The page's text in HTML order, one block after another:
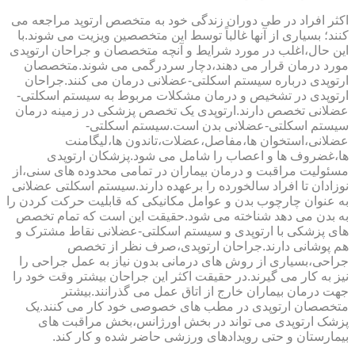
اکثر افراد در طی دوران زندگی خود به متخصص ارتوپد مراجعه می
کنند؛ بسیاری از آنها غالباً توسط این متخصصین ویزیت می شوند.با
این حال،اغلب در مورد شرایط و آنچه متخصصان و جراحان ارتوپدی
مورد درمان قرار می دهند،دچار سردرگمی می شوند.متخصصان
ارتوپدی درباره سیستم اسکلتی-عضلانی درمان می کنند.جراحان
ارتوپدی در تشخیص و درمان مشکلات مربوط به سیستم اسکلتی-
عضلانی تخصص دارند.ارتوپدی یک تخصص پزشکی در زمینه درمان
سیستم اسکلتی-عضلانی بدن است.سیستم اسکلتی-
عضلانی،استخوان ها،مفاصل،عضلات،تاندون ها،لیگامنت
ها،غضروف ها و اعصاب را شامل می شود.پزشکان ارتوپدی
مسئولیت مراقبت و درمان بیماران در تمامی محدوده های سنی،از
نوزادان تا افراد سالخورده را برعهده دارند.سیستم اسکلتی عضلانی
به عنوان چارچوب بدن و عوامل مکانیکی که قابلیت حرکت کردن را
به بدن می دهد شناخته می شود.حقیقت این است که تمام تخصص
های پزشکی با ارتوپدی و سیستم اسکلتی-عضلانی نقاط مشترک و
هم پوشانی دارند.جراحان ارتوپدی،صرف نظر از تخصص
جراحی،بسیاری از روش های درمانی بدون نیاز به عمل جراحی را
نیز به کار می گیرند.در حقیقت اکثر این جراحان بیشتر وقت خود را
جهت درمان بیماران خارج از اتاق عمل می گذرانند.بیشتر
متخصصان ارتوپدی در مطب های خصوصی خود کار می کنند.یک
پزشک ارتوپدی می تواند در بخش اورژانس،بخش مراقبت های
بیمارستان و حتی رویدادهای ورزشی حاضر شده و کار کند.